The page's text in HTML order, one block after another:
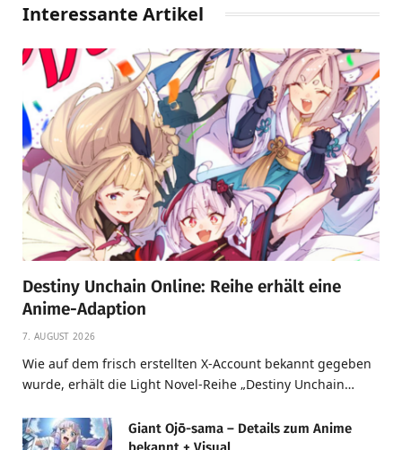
Interessante Artikel
Destiny Unchain Online: Reihe erhält eine
Anime-Adaption
7. AUGUST 2026
Wie auf dem frisch erstellten X-Account bekannt gegeben
wurde, erhält die Light Novel-Reihe „Destiny Unchain…
Giant Ojō-sama – Details zum Anime